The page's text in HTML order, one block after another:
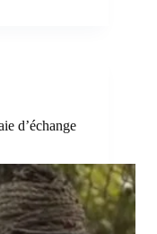
d’échange